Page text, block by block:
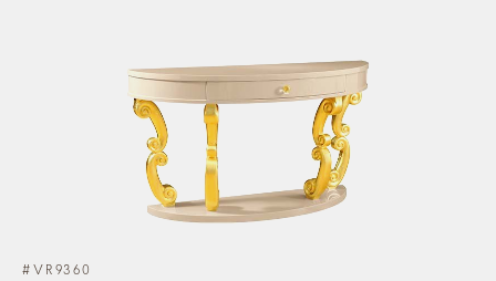
#VR9360